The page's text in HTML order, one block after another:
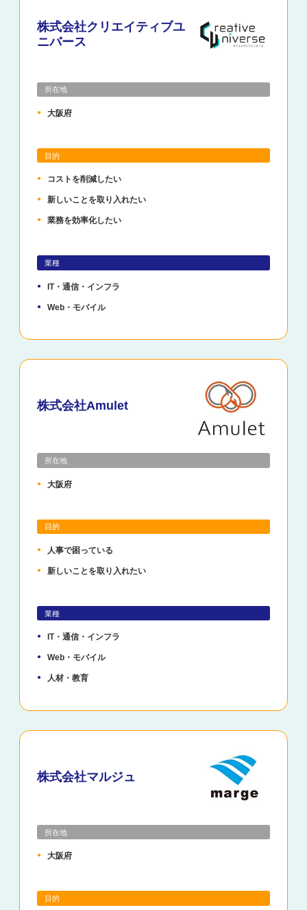
株式会社クリエイティブユ
ニバース
所在地
大阪府
目的
コストを削減したい
新しいことを取り入れたい
業務を効率化したい
業種
IT・通信・インフラ
Web・モバイル
株式会社Amulet
所在地
大阪府
目的
人事で困っている
新しいことを取り入れたい
業種
IT・通信・インフラ
Web・モバイル
人材・教育
株式会社マルジュ
所在地
大阪府
目的